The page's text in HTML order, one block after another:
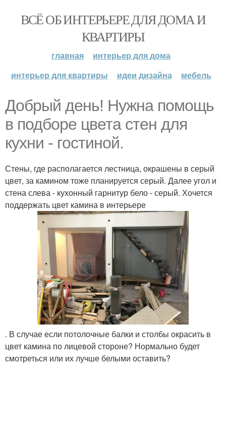
ВСЁ ОБ ИНТЕРЬЕРЕ ДЛЯ ДОМА И
КВАРТИРЫ
главная
интерьер для дома
интерьер для квартиры
идеи дизайна мебель
Добрый день! Нужна помощь
в подборе цвета стен для
кухни - гостиной.
Стены, где располагается лестница, окрашены в серый
цвет, за камином тоже планируется серый. Далее угол и
стена слева - кухонный гарнитур бело - серый. Хочется
поддержать цвет камина в интерьере
. В случае если потолочные балки и столбы окрасить в
цвет камина по лицевой стороне? Нормально будет
смотреться или их лучше белыми оставить?